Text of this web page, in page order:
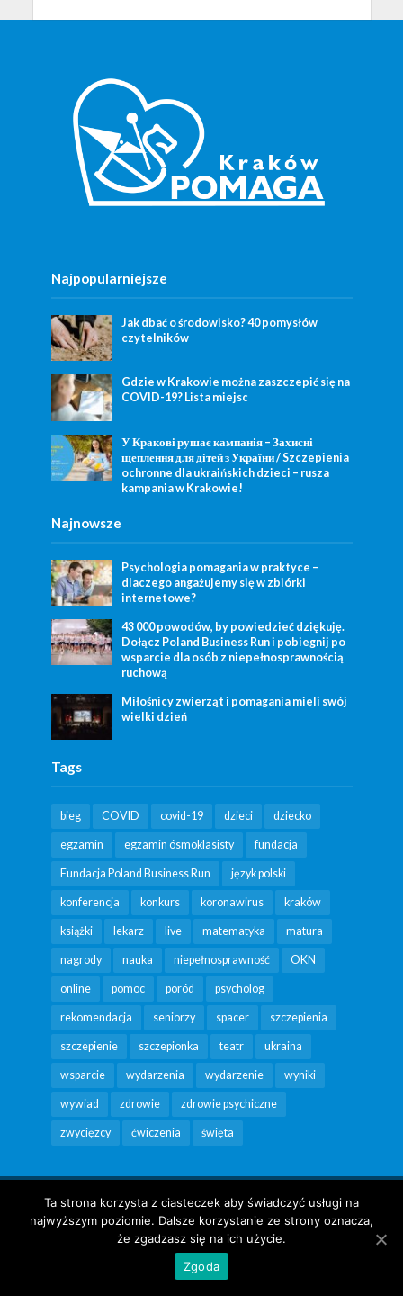
Najpopularniejsze
Jak dbać o środowisko? 40 pomysłów
czytelników
Gdzie w Krakowie można zaszczepić się na
COVID-19? Lista miejsc
У Кракові рушає кампанія – Захисні
щеплення для дітей з України / Szczepienia
ochronne dla ukraińskich dzieci – rusza
kampania w Krakowie!
Najnowsze
Psychologia pomagania w praktyce –
dlaczego angażujemy się w zbiórki
internetowe?
43 000 powodów, by powiedzieć dziękuję.
Dołącz Poland Business Run i pobiegnij po
wsparcie dla osób z niepełnosprawnością
ruchową
Miłośnicy zwierząt i pomagania mieli swój
wielki dzień
Tags
bieg COVID covid-19 dzieci dziecko
egzamin egzamin ósmoklasisty fundacja
Fundacja Poland Business Run język polski
konferencja konkurs koronawirus kraków
książki lekarz live matematyka matura
nagrody nauka niepełnosprawność OKN
online pomoc poród psycholog
rekomendacja seniorzy spacer szczepienia
szczepienie szczepionka teatr ukraina
wsparcie wydarzenia wydarzenie wyniki
wywiad zdrowie zdrowie psychiczne
zwycięzcy ćwiczenia święta
Copyright Fundacja Poland Business Run 2026 |
kontakt@krakowpomaga.pl|DEKLARACJA
DOSTĘPNOŚCI
Ta strona korzysta z ciasteczek aby świadczyć usługi na
najwyższym poziomie. Dalsze korzystanie ze strony oznacza,
że zgadzasz się na ich użycie.
Zgoda